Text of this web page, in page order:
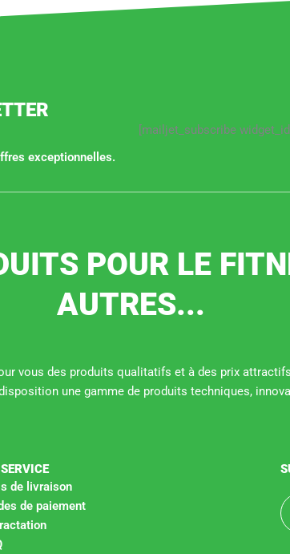
exceptionnelles.
[mailjet_subscribe
POUR LE
AUTRES...
vous des produits qualitatifs et à des prix
une gamme de produits techniques,
de livraison
de paiement